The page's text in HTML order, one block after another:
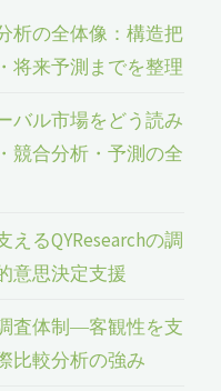
析の全体像：構造把
将来予測までを整理
バル市場をどう読み
競合分析・予測の全
るQYResearchの調
意思決定支援
査体制―客観性を支
比較分析の強み